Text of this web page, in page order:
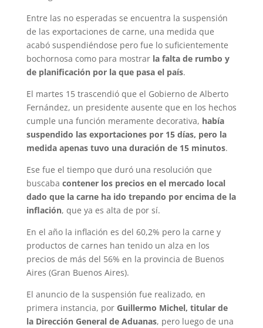
Entre las no esperadas se encuentra la suspensión
de las exportaciones de carne, una medida que
acabó suspendiéndose pero fue lo suficientemente
bochornosa como para mostrar la falta de rumbo y
de planificación por la que pasa el país.
El martes 15 trascendió que el Gobierno de Alberto
Fernández, un presidente ausente que en los hechos
cumple una función meramente decorativa, había
suspendido las exportaciones por 15 días, pero la
medida apenas tuvo una duración de 15 minutos.
Ese fue el tiempo que duró una resolución que
buscaba contener los precios en el mercado local
dado que la carne ha ido trepando por encima de la
inflación, que ya es alta de por sí.
En el año la inflación es del 60,2% pero la carne y
productos de carnes han tenido un alza en los
precios de más del 56% en la provincia de Buenos
Aires (Gran Buenos Aires).
El anuncio de la suspensión fue realizado, en
primera instancia, por Guillermo Michel, titular de
la Dirección General de Aduanas, pero luego de una